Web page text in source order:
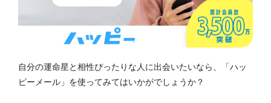
自分の運命星と相性ぴったりな人に出会いたいなら、「ハッ
ピーメール」を使ってみてはいかがでしょうか？